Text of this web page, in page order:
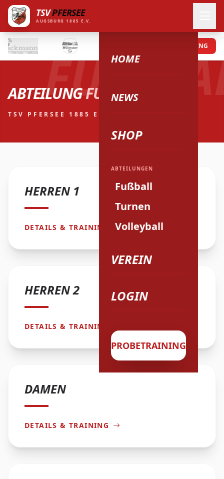
TSVPFERSEE
AUGSBURG 1885 E.V.
PROBETRAINING
HOME
NEWS
SHOP
ABTEILUNGEN
Fußball
Turnen
Volleyball
VEREIN
LOGIN
PROBETRAINING
ABTEILUNGFUSSBALL
TSV PFERSEE 1885 E.V.
HERREN 1
DETAILS & TRAINING
HERREN 2
DETAILS & TRAINING
DAMEN
DETAILS & TRAINING